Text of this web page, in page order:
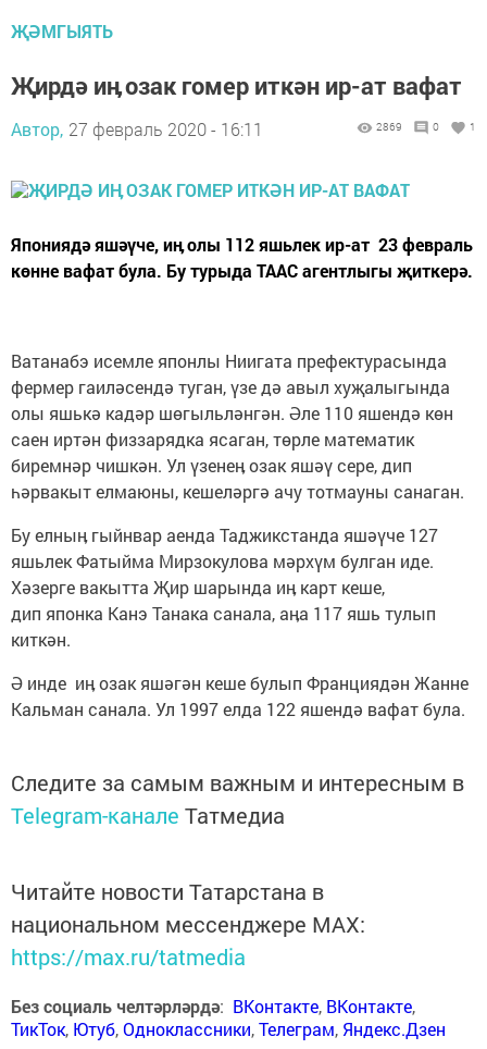
ҖӘМГЫЯТЬ
Җирдә иӊ озак гомер иткән ир-ат вафат
Автор, 27 февраль 2020 - 16:11 2869 0 1
Япониядә яшәүче, иӊ олы 112 яшьлек ир-ат 23 февраль
көнне вафат була. Бу турыда ТААС агентлыгы җиткерә.
Ватанабэ исемле японлы Ниигата префектурасында
фермер гаиләсендә туган, үзе дә авыл хуҗалыгында
олы яшькә кадәр шөгыльләнгән. Әле 110 яшендә көн
саен иртән физзарядка ясаган, төрле математик
биремнәр чишкән. Ул үзенеӊ озак яшәү сере, дип
һәрвакыт елмаюны, кешеләргә ачу тотмауны санаган.
Бу елныӊ гыйнвар аенда Таджикстанда яшәүче 127
яшьлек Фатыйма Мирзокулова мәрхүм булган иде.
Хәзерге вакытта Җир шарында иӊ карт кеше,
дип японка Канэ Танака санала, аӊа 117 яшь тулып
киткән.
Ә инде иӊ озак яшәгән кеше булып Франциядән Жанне
Кальман санала. Ул 1997 елда 122 яшендә вафат була.
Следите за самым важным и интересным в
Telegram-канале Татмедиа
Читайте новости Татарстана в
национальном мессенджере MАХ:
https://max.ru/tatmedia
Без социаль челтәрләрдә: ВКонтакте, ВКонтакте,
ТикТок, Ютуб,Одноклассники,Телеграм, Яндекс.Дзен